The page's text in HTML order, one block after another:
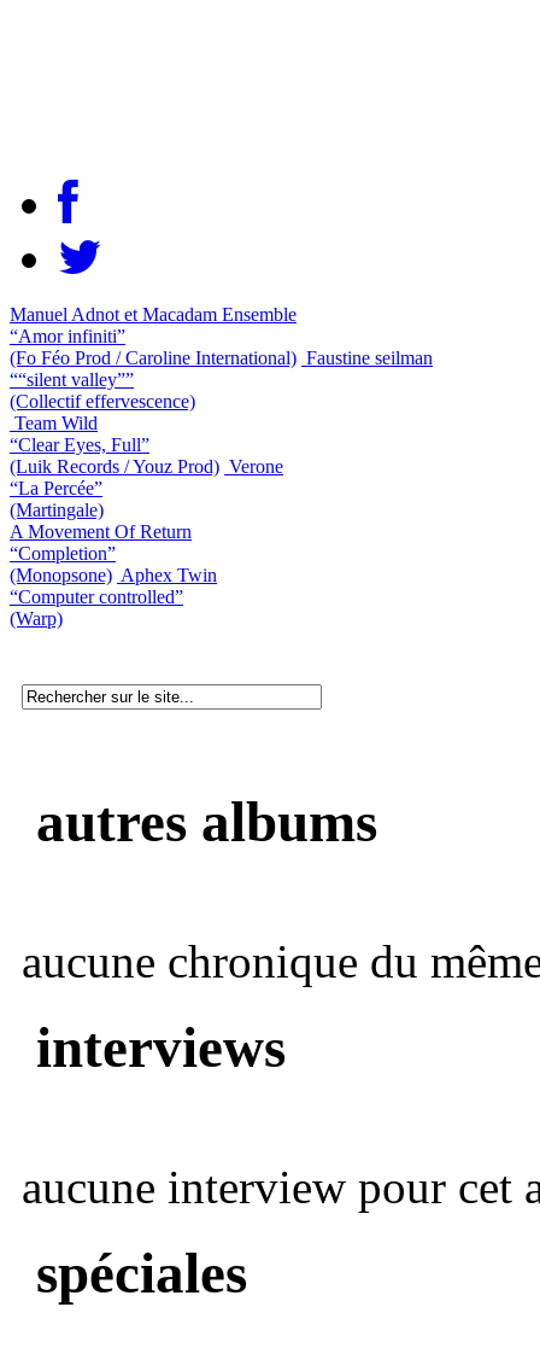
Manuel Adnot et Macadam Ensemble
“Amor infiniti”
(Fo Féo Prod / Caroline International) Faustine seilman
““silent valley””
(Collectif effervescence)
Team Wild
“Clear Eyes, Full”
(Luik Records / Youz Prod) Verone
“La Percée”
(Martingale)
A Movement Of Return
“Completion”
(Monopsone) Aphex Twin
“Computer controlled”
(Warp)
autres albums
aucune chronique du
interviews
aucune interview pour cet
spéciales